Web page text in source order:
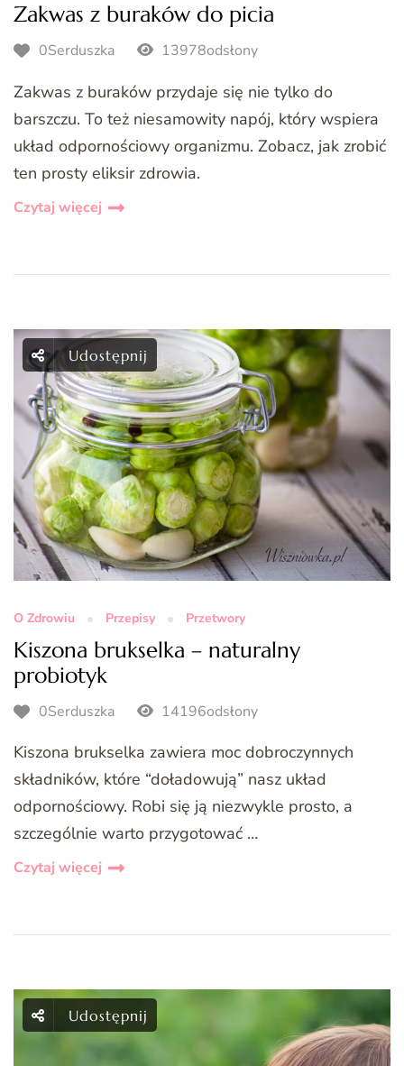
Zakwas z buraków do picia
0Serduszka 13978odsłony
Zakwas z buraków przydaje się nie tylko do
barszczu. To też niesamowity napój, który wspiera
układ odpornościowy organizmu. Zobacz, jak zrobić
ten prosty eliksir zdrowia.
Czytaj więcej
Udostępnij
O Zdrowiu Przepisy Przetwory
Kiszona brukselka – naturalny
probiotyk
0Serduszka 14196odsłony
Kiszona brukselka zawiera moc dobroczynnych
składników, które “doładowują” nasz układ
odpornościowy. Robi się ją niezwykle prosto, a
szczególnie warto przygotować …
Czytaj więcej
Udostępnij